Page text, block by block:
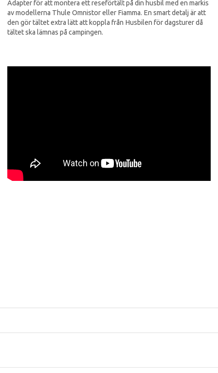
Adapter för att montera ett reseförtält på din husbil med en markis
av modellerna Thule Omnistor eller Fiamma. En smart detalj är att
den gör tältet extra lätt att koppla från Husbilen för dagsturer då
tältet ska lämnas på campingen.